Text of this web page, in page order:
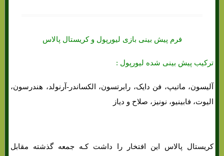
فرم پیش بینی بازی لیورپول و کریستال پالاس
ترکیب پیش بینی شده لیورپول :
آلیسون، ماتیپ، فن دایک، رابرتسون، الکساندر-آرنولد، هندرسون،
الیوت، فابینیو، نونیز، صلاح و دیاز
کریستال پالاس این افتخار را داشت کـه جمعه گذشته مقابل